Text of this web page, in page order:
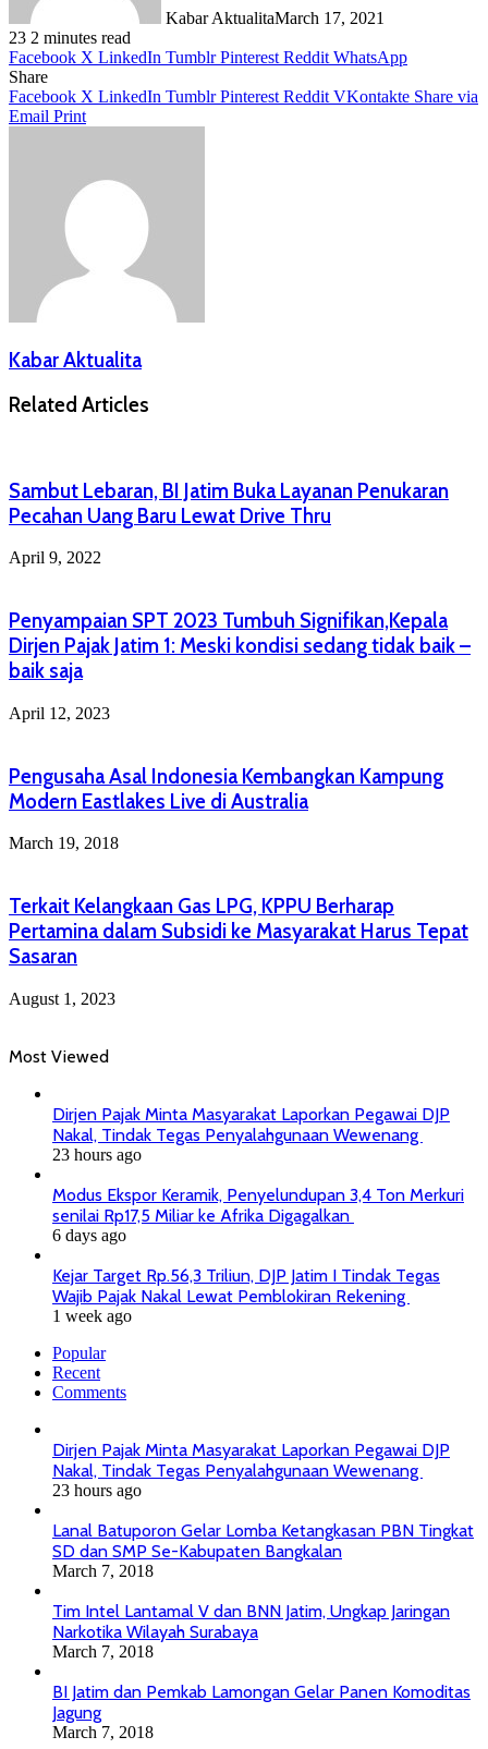
Kabar AktualitaMarch 17, 2021
23 2 minutes read
Facebook X LinkedIn Tumblr Pinterest Reddit WhatsApp
Share
Facebook X LinkedIn Tumblr Pinterest Reddit VKontakte Share via
Email Print
Kabar Aktualita
Related Articles
Sambut Lebaran, BI Jatim Buka Layanan Penukaran
Pecahan Uang Baru Lewat Drive Thru
April 9, 2022
Penyampaian SPT 2023 Tumbuh Signifikan,Kepala
Dirjen Pajak Jatim 1: Meski kondisi sedang tidak baik –
baik saja
April 12, 2023
Pengusaha Asal Indonesia Kembangkan Kampung
Modern Eastlakes Live di Australia
March 19, 2018
Terkait Kelangkaan Gas LPG, KPPU Berharap
Pertamina dalam Subsidi ke Masyarakat Harus Tepat
Sasaran
August 1, 2023
Most Viewed
Dirjen Pajak Minta Masyarakat Laporkan Pegawai DJP
Nakal, Tindak Tegas Penyalahgunaan Wewenang
23 hours ago
Modus Ekspor Keramik, Penyelundupan 3,4 Ton Merkuri
senilai Rp17,5 Miliar ke Afrika Digagalkan
6 days ago
Kejar Target Rp.56,3 Triliun, DJP Jatim I Tindak Tegas
Wajib Pajak Nakal Lewat Pemblokiran Rekening
1 week ago
Popular
Recent
Comments
Dirjen Pajak Minta Masyarakat Laporkan Pegawai DJP
Nakal, Tindak Tegas Penyalahgunaan Wewenang
23 hours ago
Lanal Batuporon Gelar Lomba Ketangkasan PBN Tingkat
SD dan SMP Se-Kabupaten Bangkalan
March 7, 2018
Tim Intel Lantamal V dan BNN Jatim, Ungkap Jaringan
Narkotika Wilayah Surabaya
March 7, 2018
BI Jatim dan Pemkab Lamongan Gelar Panen Komoditas
Jagung
March 7, 2018